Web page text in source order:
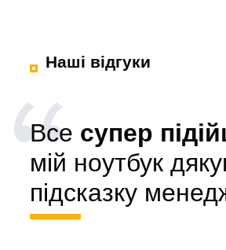
Наші відгуки
Все супер
мій ноутбук
підсказку